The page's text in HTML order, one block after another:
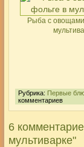
Рыба с
Рубрика: Первые
комментариев
6
мультиварке"